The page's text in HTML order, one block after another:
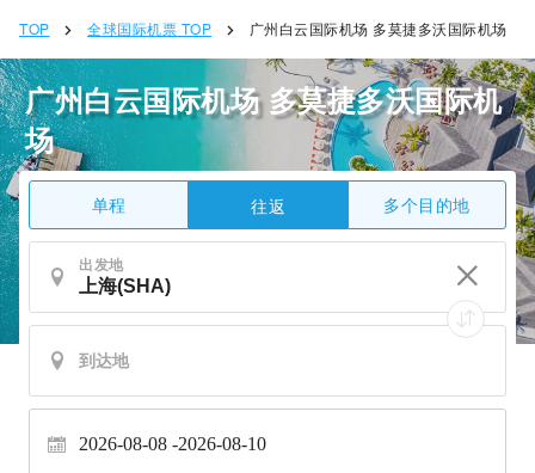
TOP 全球国际机票 TOP 广州白云国际机场 多莫捷多沃国际机场
广州白云国际机场 多莫捷多沃国际机
场
单程 往返 多个目的地
出发地
2026-08-08 2026-08-10